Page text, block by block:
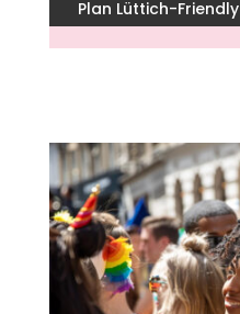
Plan Lüttich-Friendly